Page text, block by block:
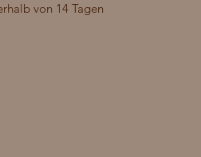
von 14 Tagen